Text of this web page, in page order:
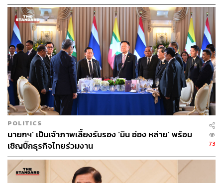
สีหศักดิ์ระบุว่า ไทยมีนโยบายการมีปฏิสัมพันธ์ที่เป็นขั้นเป็น
ตอน เพื่อสนับสนุนและนำเมียนมากลับสู่อาเซียน โดยต้องการ
ให้เกิดการปฏิบัติตามฉันทามติ 5 ข้อของอาเซียนอย่างเป็นรูป
ธรรม พร้อมเรียกร้องให้เมียนมาตอบสนองต่อข้อกังวลของ
อาเซียน โดยไทยแสดงความยินดีที่รัฐบาลใหม่ได้ประกาศ
อภัยโทษแก่นักโทษทางการเมือง รวมถึงอดีตประธานาธิบดี
และหวังว่าจะมีการดำเนินการในลักษณะนี้ต่อไป
ส่วนประเด็นที่เกี่ยวข้องกับความรุนแรงตามแนวชายแดนนั้น
ไทยต้องการให้ลดระดับหรือยุติการสู้รบและการทิ้งระเบิด
ตามแนวชายแดน โดยจะมีการหารือเรื่องความมั่นคง
ระหว่างฝ่ายทหารระดับสูง ซึ่งไทยจะเป็นเจ้าภาพในการ
ประชุมครั้งต่อไป ทั้งยังต้องการให้เมียนมาเปิดพื้นที่ เพื่อให้
อาเซียนหรือองค์การระหว่างประเทศต่างๆ สามารถเข้าไปให้
ความช่วยเหลือทางมนุษยธรรมแก่ประชาชนชาวเมียนมาที่
POLITICS
นายกฯ’ เป็นเจ้าภาพเลี้ยงรับรอง ‘มิน อ่อง หล่าย’ พร้อม
เชิญบิ๊กธุรกิจไทยร่วมงาน
73